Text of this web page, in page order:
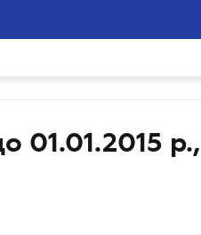
01.01.2015 р.,